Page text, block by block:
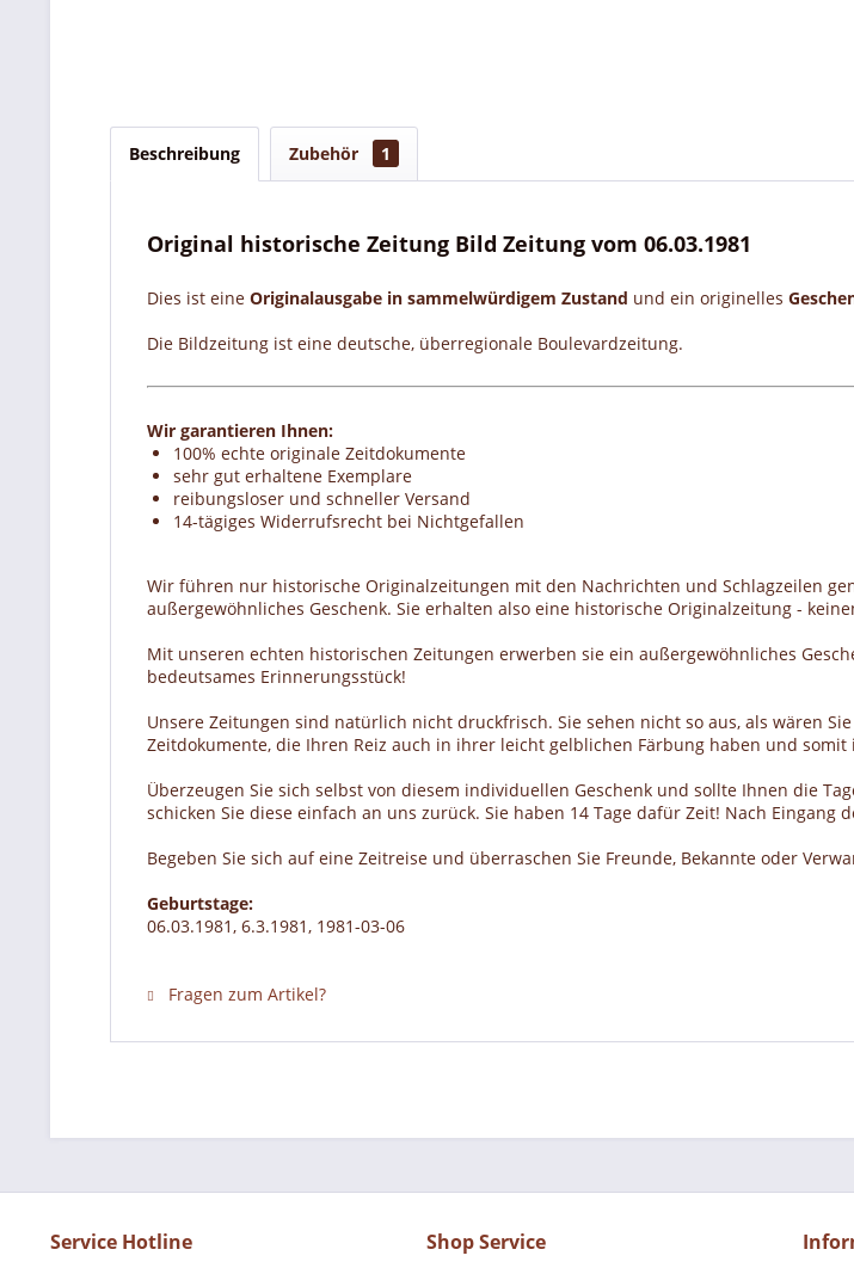
Beschreibung Zubehör 1
Original historische Zeitung Bild Zeitung vom 06.03.1981
Dies ist eine Originalausgabe in sammelwürdigem Zustand und ein originelles
Die Bildzeitung ist eine deutsche, überregionale Boulevardzeitung.
Wir garantieren Ihnen:
100% echte originale Zeitdokumente
sehr gut erhaltene Exemplare
reibungsloser und schneller Versand
14-tägiges Widerrufsrecht bei Nichtgefallen
Wir führen nur historische Originalzeitungen mit den Nachrichten und Schlagzeilen
außergewöhnliches Geschenk. Sie erhalten also eine historische Originalzeitung -
Mit unseren echten historischen Zeitungen erwerben sie ein außergewöhnliches
bedeutsames Erinnerungsstück!
Unsere Zeitungen sind natürlich nicht druckfrisch. Sie sehen nicht so aus, als wären
Zeitdokumente, die Ihren Reiz auch in ihrer leicht gelblichen Färbung haben und
Überzeugen Sie sich selbst von diesem individuellen Geschenk und sollte Ihnen die
schicken Sie diese einfach an uns zurück. Sie haben 14 Tage dafür Zeit! Nach Eingang
Begeben Sie sich auf eine Zeitreise und überraschen Sie Freunde, Bekannte oder
Geburtstage:
06.03.1981, 6.3.1981, 1981-03-06
Fragen zum Artikel?
Service Hotline Shop Service